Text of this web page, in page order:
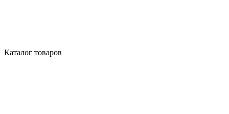
Каталог товаров